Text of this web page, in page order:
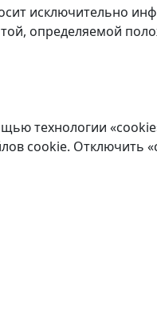
исключительно
определяемой
технологии
cookie. Отключить